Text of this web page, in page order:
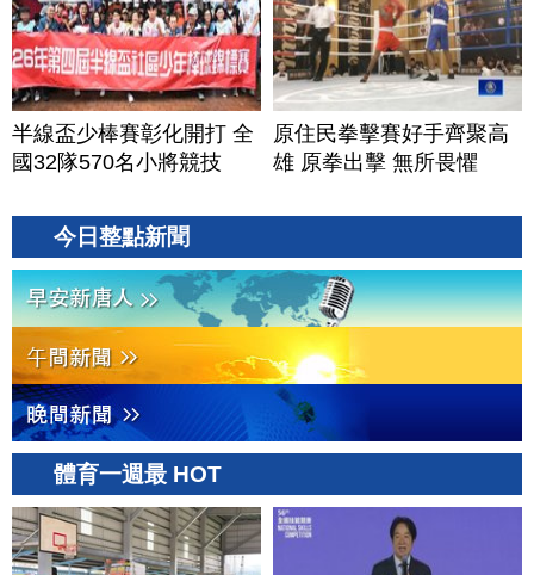
半線盃少棒賽彰化開打 全
國32隊570名小將競技
原住民拳擊賽好手齊聚高
雄 原拳出擊 無所畏懼
今日整點新聞
體育一週最 HOT